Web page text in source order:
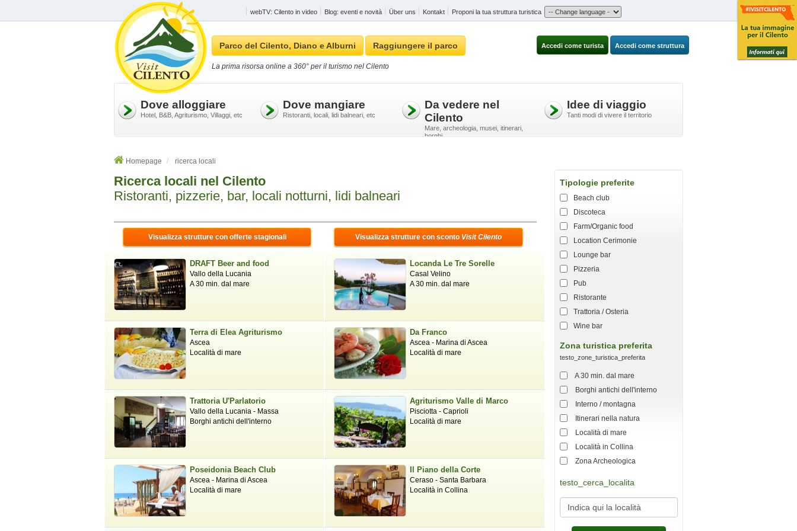
webTV: Cilento in video Blog: eventi e novità Über uns Kontakt Proponi la tua struttura turistica
Parco del Cilento, Diano e Alburni Raggiungere il parco
La prima risorsa online a 360° per il turismo nel Cilento
Accedi come turista Accedi come struttura
Dove alloggiare
Hotel, B&B, Agriturismo, Villaggi, etc
Dove mangiare
Ristoranti, locali, lidi balneari, etc
Da vedere nel
Cilento
Mare, archeologia, musei, itinerari,
borghi
Idee di viaggio
Tanti modi di vivere il territorio
Homepage ricerca locali
Ricerca locali nel Cilento
Ristoranti, pizzerie, bar, locali notturni, lidi balneari
Visualizza strutture con offerte stagionali Visualizza strutture con sconto Visit Cilento
DRAFT Beer and food
Vallo della Lucania
A 30 min. dal mare
Locanda Le Tre Sorelle
Casal Velino
A 30 min. dal mare
Terra di Elea Agriturismo
Ascea
Località di mare
Da Franco
Ascea - Marina di Ascea
Località di mare
Trattoria U'Parlatorio
Vallo della Lucania - Massa
Borghi antichi dell'interno
Agriturismo Valle di Marco
Pisciotta - Caprioli
Località di mare
Poseidonia Beach Club
Ascea - Marina di Ascea
Località di mare
Il Piano della Corte
Ceraso - Santa Barbara
Località in Collina
Tipologie preferite
Beach club
Discoteca
Farm/Organic food
Location Cerimonie
Lounge bar
Pizzeria
Pub
Ristorante
Trattoria / Osteria
Wine bar
Zona turistica preferita
testo_zone_turistica_preferita
A 30 min. dal mare
Borghi antichi dell'interno
Interno / montagna
Itinerari nella natura
Località di mare
Località in Collina
Zona Archeologica
testo_cerca_localita